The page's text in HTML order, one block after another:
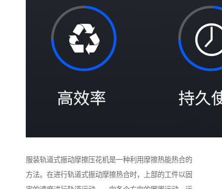
服装轨道式振动摩擦压花机是一种利用摩擦热能热合的
方法。在进行轨道式振动摩擦热合时，上部的工件以固